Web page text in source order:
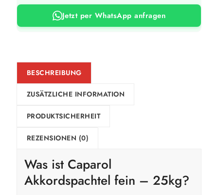
Jetzt per WhatsApp anfragen
BESCHREIBUNG
ZUSÄTZLICHE INFORMATION
PRODUKTSICHERHEIT
REZENSIONEN (0)
Was ist Caparol
Akkordspachtel fein – 25kg?